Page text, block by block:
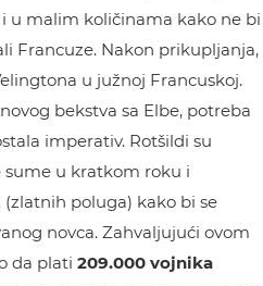
u malim količinama kako ne bi
Francuze. Nakon prikupljanja,
u južnoj Francuskoj.
bekstva sa Elbe, potreba
imperativ. Rotšildi su
u kratkom roku i
poluga) kako bi se
novca. Zahvaljujući ovom
da plati 209.000 vojnika